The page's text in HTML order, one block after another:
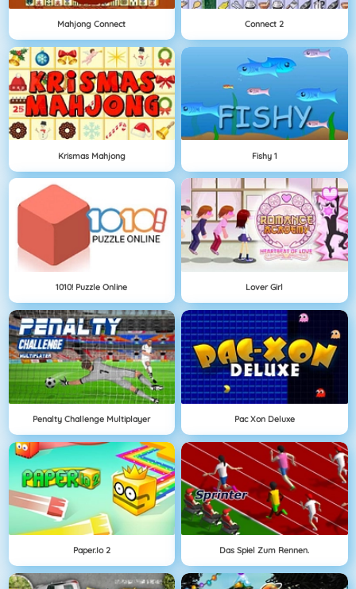
Mahjong Connect Connect 2
Krismas Mahjong Fishy 1
1010! Puzzle Online Lover Girl
Penalty Challenge Multiplayer Pac Xon Deluxe
Paper.io 2 Das Spiel Zum Rennen.